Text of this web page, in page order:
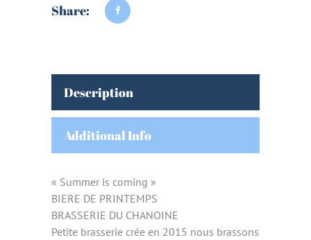
Share:
Description
Additional Info
« Summer is coming »
BIERE DE PRINTEMPS
BRASSERIE DU CHANOINE
Petite brasserie crée en 2015 nous brassons